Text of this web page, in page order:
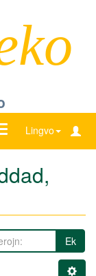
Lingvo
Ŝanĝu
Ek